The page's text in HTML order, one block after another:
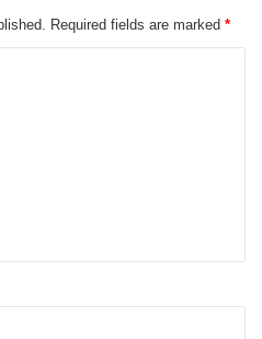
Required fields are marked *